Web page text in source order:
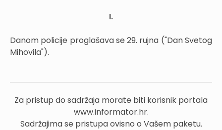
I.
Danom policije proglašava se 29. rujna ("Dan Svetog
Mihovila").
Za pristup do sadržaja morate biti korisnik portala
www.informator.hr.
Sadržajima se pristupa ovisno o Vašem paketu.